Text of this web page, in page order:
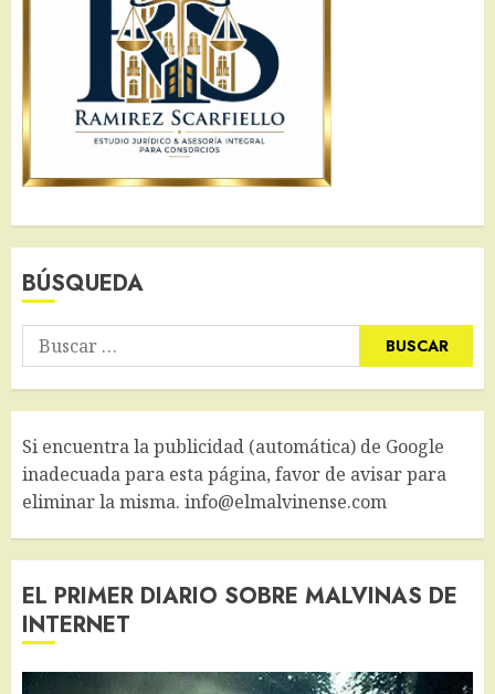
BÚSQUEDA
Buscar:
Si encuentra la publicidad (automática) de Google
inadecuada para esta página, favor de avisar para
eliminar la misma. info@elmalvinense.com
EL PRIMER DIARIO SOBRE MALVINAS DE
INTERNET